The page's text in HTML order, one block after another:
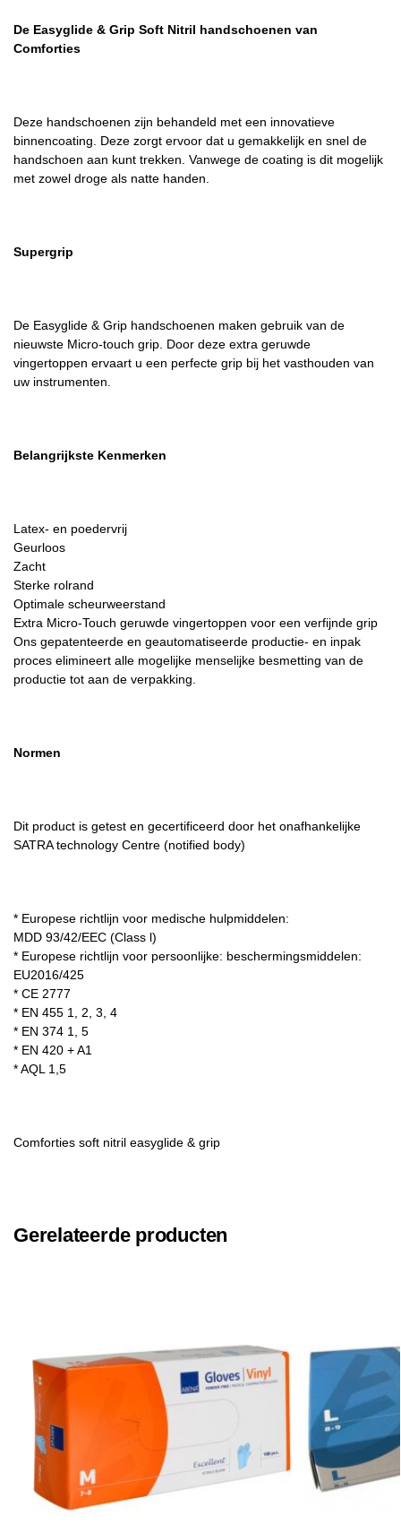
De Easyglide & Grip Soft Nitril handschoenen van
Comforties
Deze handschoenen zijn behandeld met een innovatieve
binnencoating. Deze zorgt ervoor dat u gemakkelijk en snel de
handschoen aan kunt trekken. Vanwege de coating is dit mogelijk
met zowel droge als natte handen.
Supergrip
De Easyglide & Grip handschoenen maken gebruik van de
nieuwste Micro-touch grip. Door deze extra geruwde
vingertoppen ervaart u een perfecte grip bij het vasthouden van
uw instrumenten.
Belangrijkste Kenmerken
Latex- en poedervrij
Geurloos
Zacht
Sterke rolrand
Optimale scheurweerstand
Extra Micro-Touch geruwde vingertoppen voor een verfijnde grip
Ons gepatenteerde en geautomatiseerde productie- en inpak
proces elimineert alle mogelijke menselijke besmetting van de
productie tot aan de verpakking.
Normen
Dit product is getest en gecertificeerd door het onafhankelijke
SATRA technology Centre (notified body)
* Europese richtlijn voor medische hulpmiddelen:
MDD 93/42/EEC (Class l)
* Europese richtlijn voor persoonlijke: beschermingsmiddelen:
EU2016/425
* CE 2777
* EN 455 1, 2, 3, 4
* EN 374 1, 5
* EN 420 + A1
* AQL 1,5
Comforties soft nitril easyglide & grip
Gerelateerde producten